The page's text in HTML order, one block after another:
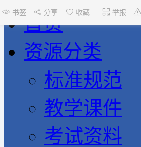
首页
资源分类
标准规范
教学课件
考试资料
书签 分享 收藏 举报